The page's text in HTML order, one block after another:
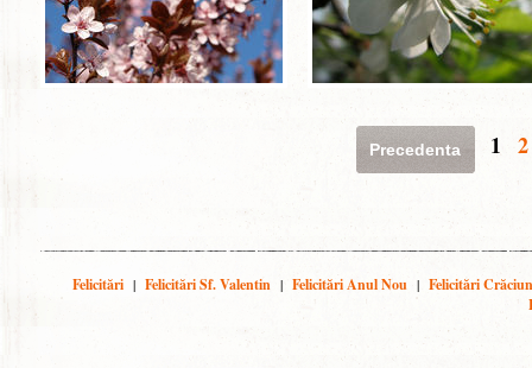
Precedenta 1 2
Felicitări | Felicitări Sf. Valentin | Felicitări Anul Nou | Felicitări